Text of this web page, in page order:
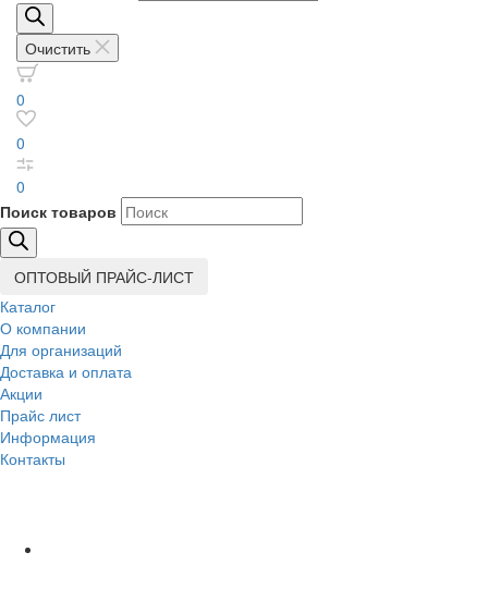
Очистить
0
0
0
Поиск товаров
ОПТОВЫЙ ПРАЙС-ЛИСТ
Каталог
О компании
Для организаций
Доставка и оплата
Акции
Прайс лист
Информация
Контакты